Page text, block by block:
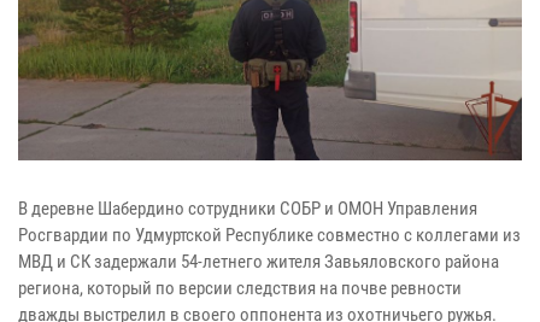
В деревне Шабердино сотрудники СОБР и ОМОН Управления
Росгвардии по Удмуртской Республике совместно с коллегами из
МВД и СК задержали 54-летнего жителя Завьяловского района
региона, который по версии следствия на почве ревности
дважды выстрелил в своего оппонента из охотничьего ружья.